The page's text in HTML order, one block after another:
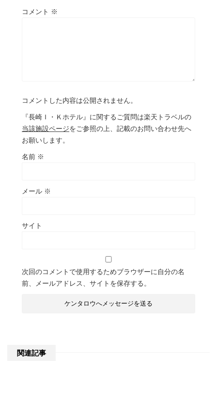
コメント ※
コメントした内容は公開されません。
『長崎Ｉ・Ｋホテル』に関するご質問は楽天トラベルの
当該施設ページをご参照の上、記載のお問い合わせ先へ
お願いします。
名前 ※
メール ※
サイト
次回のコメントで使用するためブラウザーに自分の名
前、メールアドレス、サイトを保存する。
関連記事